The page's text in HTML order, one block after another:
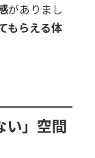
がありまし
もらえる体
い」空間